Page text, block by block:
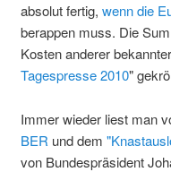
absolut fertig, wenn die
berappen muss. Die
Kosten anderer
Tagespresse 2010"
Immer wieder liest man
BER und dem
von Bundespräsident